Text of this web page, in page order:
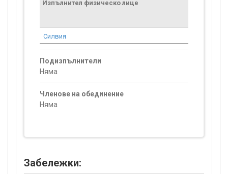
Изпълнител физическо лице
Силвия
Подизпълнители
Няма
Членове на обединение
Няма
Забележки: